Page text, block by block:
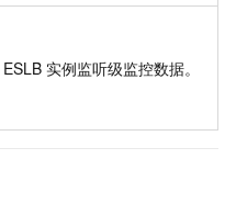
ESLB 实例监听级监控数据。